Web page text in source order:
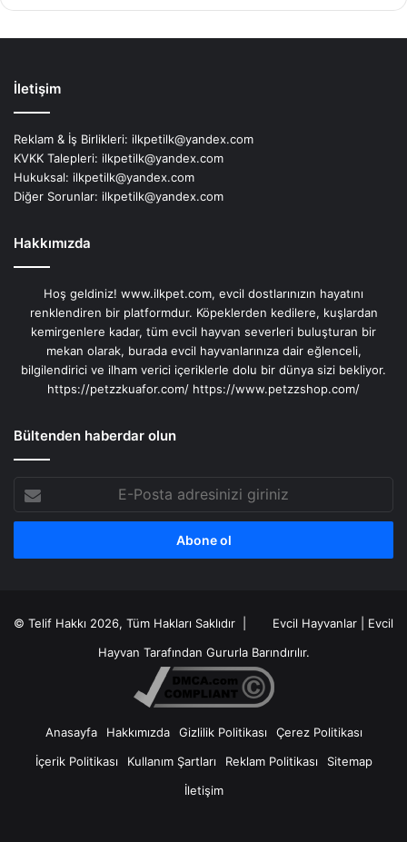
İletişim
Reklam & İş Birlikleri: ilkpetilk@yandex.com
KVKK Talepleri: ilkpetilk@yandex.com
Hukuksal: ilkpetilk@yandex.com
Diğer Sorunlar: ilkpetilk@yandex.com
Hakkımızda
Hoş geldiniz! www.ilkpet.com, evcil dostlarınızın hayatını
renklendiren bir platformdur. Köpeklerden kedilere, kuşlardan
kemirgenlere kadar, tüm evcil hayvan severleri buluşturan bir
mekan olarak, burada evcil hayvanlarınıza dair eğlenceli,
bilgilendirici ve ilham verici içeriklerle dolu bir dünya sizi bekliyor.
https://petzzkuafor.com/ https://www.petzzshop.com/
Bültenden haberdar olun
Posta
adresinizi
© Telif Hakkı 2026, Tüm Hakları Saklıdır | Evcil Hayvanlar
Evcil
Hayvan Tarafından Gururla Barındırılır.
Anasayfa Hakkımızda Gizlilik Politikası
Çerez Politikası
İçerik Politikası
Kullanım Şartları Reklam Politikası
Sitemap
İletişim